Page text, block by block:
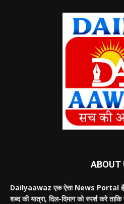
ABOUT
Dailyaawaz एक ऐसा News Portal है
शब्द की यात्रा, दिल-दिमाग को स्पर्श करे